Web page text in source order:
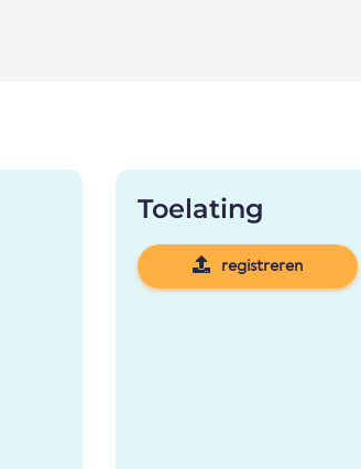
Toelating
registreren